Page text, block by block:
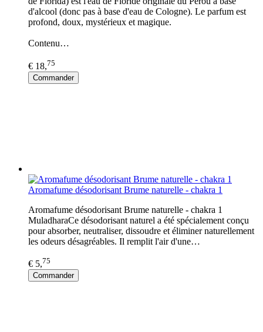
d'alcool (donc pas à base d'eau de Cologne). Le parfum est
profond, doux, mystérieux et magique.
Contenu…
€ 18,75
Commander
Aromafume désodorisant Brume naturelle - chakra 1
Aromafume désodorisant Brume naturelle - chakra 1
MuladharaCe désodorisant naturel a été spécialement conçu
pour absorber, neutraliser, dissoudre et éliminer naturellement
les odeurs désagréables. Il remplit l'air d'une…
€ 5,75
Commander